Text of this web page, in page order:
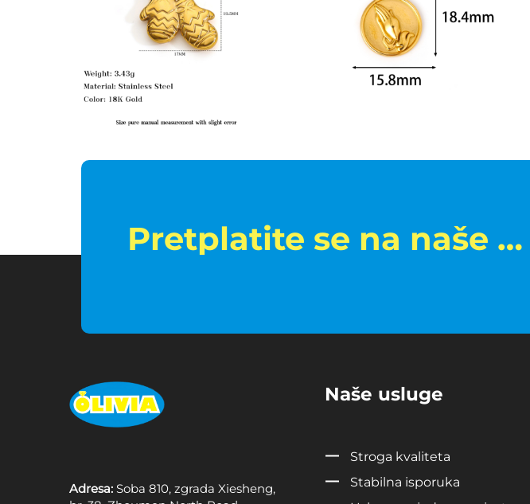
Pretplatite se na naše vijesti
Adresa: Soba 810, zgrada Xiesheng,
Naše usluge
Stroga kvaliteta
Stabilna isporuka